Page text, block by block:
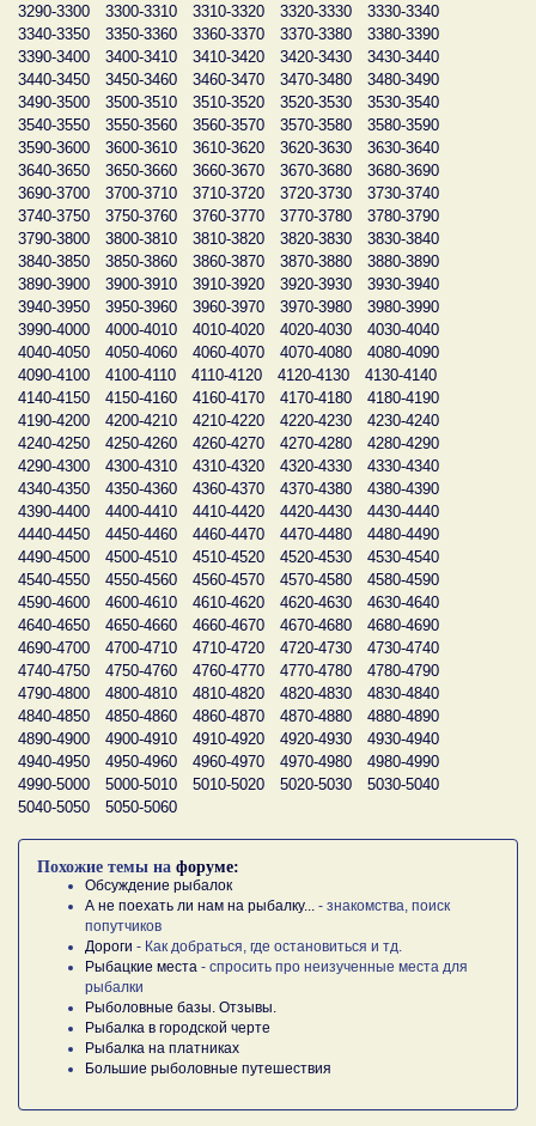
3290-3300
3300-3310 3310-3320 3320-3330
3330-3340
3340-3350
3350-3360 3360-3370 3370-3380
3380-3390
3390-3400
3400-3410 3410-3420 3420-3430
3430-3440
3440-3450
3450-3460 3460-3470 3470-3480
3480-3490
3490-3500
3500-3510 3510-3520 3520-3530
3530-3540
3540-3550
3550-3560 3560-3570 3570-3580
3580-3590
3590-3600
3600-3610 3610-3620 3620-3630
3630-3640
3640-3650
3650-3660 3660-3670 3670-3680
3680-3690
3690-3700
3700-3710 3710-3720 3720-3730
3730-3740
3740-3750
3750-3760 3760-3770 3770-3780
3780-3790
3790-3800
3800-3810 3810-3820 3820-3830
3830-3840
3840-3850
3850-3860 3860-3870 3870-3880
3880-3890
3890-3900
3900-3910 3910-3920 3920-3930
3930-3940
3940-3950
3950-3960 3960-3970 3970-3980
3980-3990
3990-4000
4000-4010 4010-4020 4020-4030
4030-4040
4040-4050
4050-4060 4060-4070 4070-4080
4080-4090
4090-4100
4100-4110 4110-4120 4120-4130
4130-4140
4140-4150
4150-4160 4160-4170 4170-4180
4180-4190
4190-4200
4200-4210 4210-4220 4220-4230
4230-4240
4240-4250
4250-4260 4260-4270 4270-4280
4280-4290
4290-4300
4300-4310 4310-4320 4320-4330
4330-4340
4340-4350
4350-4360 4360-4370 4370-4380
4380-4390
4390-4400
4400-4410 4410-4420 4420-4430
4430-4440
4440-4450
4450-4460 4460-4470 4470-4480
4480-4490
4490-4500
4500-4510 4510-4520 4520-4530
4530-4540
4540-4550
4550-4560 4560-4570 4570-4580
4580-4590
4590-4600
4600-4610 4610-4620 4620-4630
4630-4640
4640-4650
4650-4660 4660-4670 4670-4680
4680-4690
4690-4700
4700-4710 4710-4720 4720-4730
4730-4740
4740-4750
4750-4760 4760-4770 4770-4780
4780-4790
4790-4800
4800-4810 4810-4820 4820-4830
4830-4840
4840-4850
4850-4860 4860-4870 4870-4880
4880-4890
4890-4900
4900-4910 4910-4920 4920-4930
4930-4940
4940-4950
4950-4960 4960-4970 4970-4980
4980-4990
4990-5000
5000-5010 5010-5020 5020-5030
5030-5040
5040-5050
5050-5060
Похожие темы на форуме:
Обсуждение рыбалок
А не поехать ли нам на рыбалку... - знакомства, поиск
попутчиков
Дороги - Как добраться, где остановиться и тд.
Рыбацкие места - спросить про неизученные места для
рыбалки
Рыболовные базы. Отзывы.
Рыбалка в городской черте
Рыбалка на платниках
Большие рыболовные путешествия